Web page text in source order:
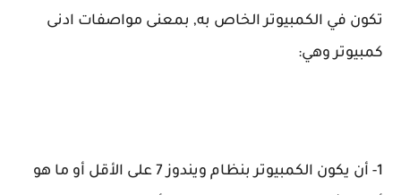
تكون في الكمبيوتر الخاص به, بمعنى مواصفات ادنى
كمبيوتر وهي:
1- أن يكون الكمبيوتر بنظام ويندوز 7 على الأقل أو ما هو